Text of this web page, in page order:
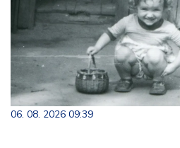
06. 08. 2026 09:39